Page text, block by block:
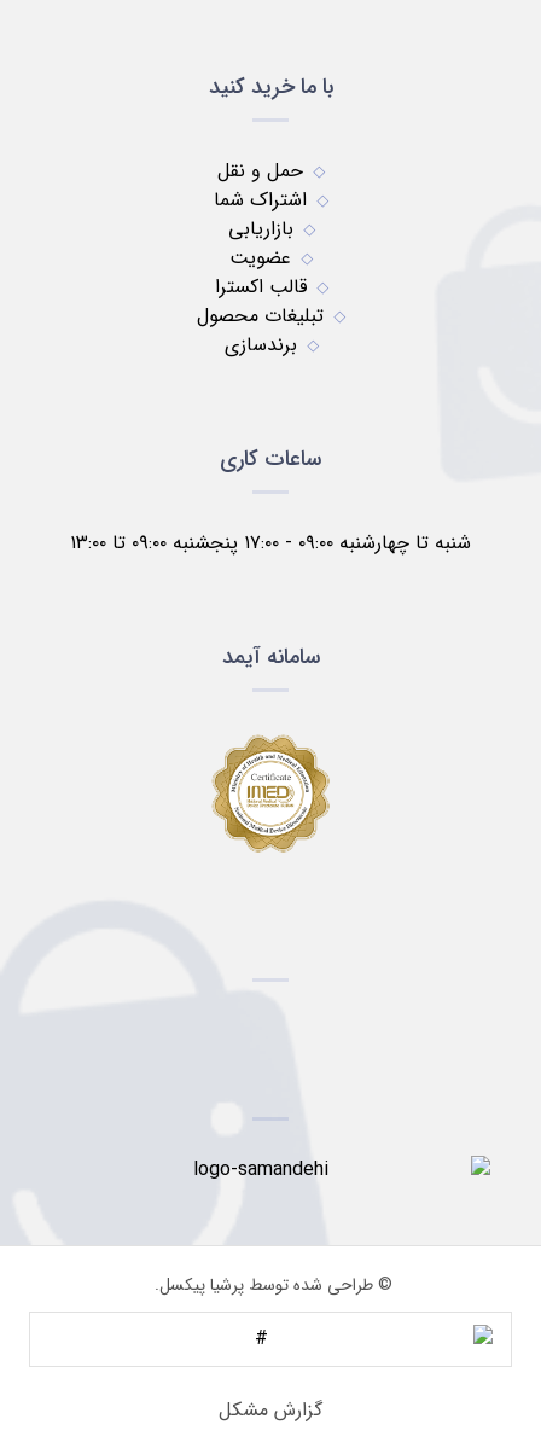
با ما خرید کنید
حمل و نقل
اشتراک شما
بازاریابی
عضویت
قالب اکسترا
تبلیغات محصول
برندسازی
ساعات کاری
شنبه تا چهارشنبه ۰۹:۰۰ - ۱۷:۰۰ پنجشنبه ۰۹:۰۰ تا ۱۳:۰۰
سامانه آیمد
© طراحی شده توسط پرشیا پیکسل.
گزارش مشکل